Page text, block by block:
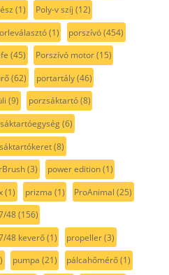
(1) Poly-v szíj (12)
(1) porszívó(454)
(45) Porszívó motor(15)
(62) portartály(46)
(9) porzsáktartó(8)
(6)
(8)
(3) power edition(1)
(1) prizma (1) ProAnimal (25)
48(156)
48 keverő(1) propeller(3)
pumpa (21) pálcahőmérő(1)